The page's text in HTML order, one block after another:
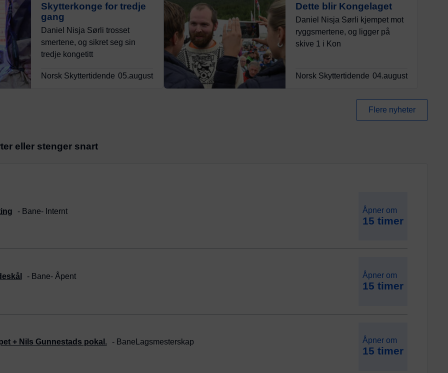
Skytterkonge for tredje
gang
Daniel Nisja Sørli trosset
smertene, og sikret seg sin
tredje kongetitt
Norsk Skyttertidende 05.august
Dette blir Kongelaget
Daniel Nisja Sørli kjempet mot
ryggsmertene, og ligger på
skive 1 i Kon
Norsk Skyttertidende 04.august
Flere nyheter
eller stenger snart
- Bane- Internt
Åpner om
15 timer
- Bane- Åpent
Åpner om
15 timer
+ Nils Gunnestads pokal. - Bane Lagsmesterskap
Åpner om
15 timer